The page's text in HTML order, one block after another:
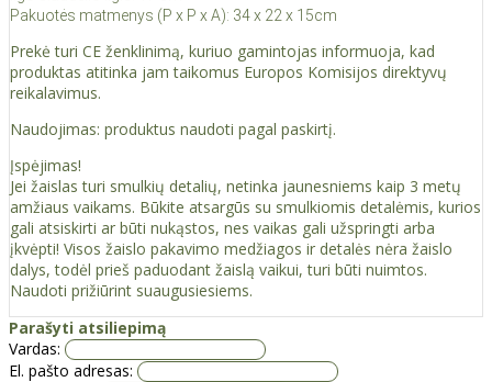
Pakuotės matmenys (P x P x A): 34 x 22 x 15cm
Prekė turi CE ženklinimą, kuriuo gamintojas informuoja, kad
produktas atitinka jam taikomus Europos Komisijos direktyvų
reikalavimus.
Naudojimas: produktus naudoti pagal paskirtį.
Įspėjimas!
Jei žaislas turi smulkių detalių, netinka jaunesniems kaip 3 metų
amžiaus vaikams. Būkite atsargūs su smulkiomis detalėmis, kurios
gali atsiskirti ar būti nukąstos, nes vaikas gali užspringti arba
įkvėpti! Visos žaislо pakavimo medžiagos ir detalės nėra žaislo
dalys, todėl prieš paduodant žaislą vaikui, turi būti nuimtos.
Naudoti prižiūrint suaugusiesiems.
Parašyti atsiliepimą
Vardas:
El. pašto adresas: